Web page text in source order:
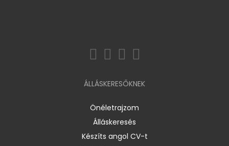
ÁLLÁSKERESŐKNEK
Önéletrajzom
Álláskeresés
Készíts angol CV-t